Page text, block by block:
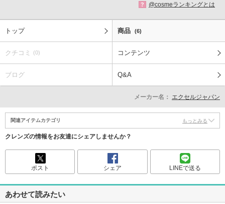
? @cosmeランキングとは
トップ 商品 (6)
クチコミ (0) コンテンツ
ブログ Q&A
メーカー名： エクセルジャパン
関連アイテムカテゴリ もっとみる
クレンズの情報をお友達にシェアしませんか？
ポスト シェア LINEで送る
あわせて読みたい